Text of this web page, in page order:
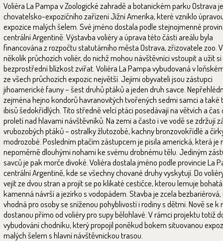
Voliéra La Pampa v Zoologické zahradě a botanickém parku Ostrava
chovatelsko-expozičního zařízení Jižní Amerika, které vzniklo
expozice malých šelem. Své jméno dostala podle stejnojmenné
centrální Argentině. Výstavba voliéry a úprava této části areálu byla
financována z rozpočtu statutárního města Ostrava, zřizovatele zoo.
několik průchozích voliér, do nichž mohou návštěvníci vstoupit a užít si
bezprostřední blízkost zvířat. Voliéra La Pampa vybudovaná v
ze všech průchozích expozic největší. Jejími obyvateli jsou zástupci
jihoamerické fauny – šest druhů ptáků a jeden druh savce.
zejména hejno kondorů havranovitých tvořených sedmi samci a také
ibisů šedokřídlých. Tito středně velcí ptáci posedávají na větvích a čas
proletí nad hlavami návštěvníků. Na zemi a často i ve vodě se zdržují
vrubozobých ptáků – ostralky žlutozobé, kachny bronzovokřídlé a
modrozobé. Posledním ptačím zástupcem je pisila americká, která je
nepoměrně dlouhými nohami ke svému drobnému tělu. Jediným
savců je pak morče divoké. Voliéra dostala jméno podle provincie La
centrální Argentině, kde se všechny chované druhy vyskytují. Do
vejít ze dvou stran a projít se po klikaté cestičce, kterou lemuje
kamenná návrší a jezírko s vodopádem. Stavba je zcela
vhodná pro osoby se sníženou pohyblivostí i rodiny s dětmi. Nově se k
dostanou přímo od voliéry pro supy bělohlavé. V rámci projektu totiž
vybudování chodníku, který propojil poněkud bokem situovanou
malých šelem s hlavní návštěvnickou trasou.